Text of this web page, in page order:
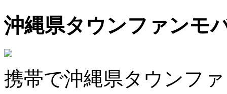
沖縄県タウンファンモ
携帯で沖縄県タウンフ